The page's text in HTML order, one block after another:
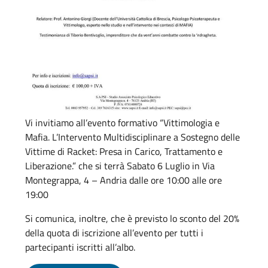
Vi invitiamo all’evento formativo “Vittimologia e
Mafia. L’Intervento Multidisciplinare a Sostegno delle
Vittime di Racket: Presa in Carico, Trattamento e
Liberazione.” che si terrà Sabato 6 Luglio in Via
Montegrappa, 4 – Andria dalle ore 10:00 alle ore
19:00
Si comunica, inoltre, che è previsto lo sconto del 20%
della quota di iscrizione all’evento per tutti i
partecipanti iscritti all’albo.